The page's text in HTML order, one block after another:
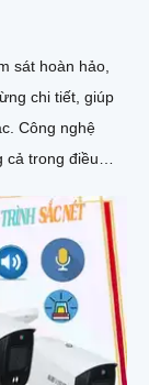
sát hoàn hảo,
chi tiết, giúp
cả trong điều